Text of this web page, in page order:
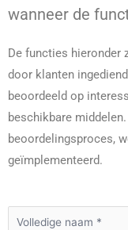
wanneer de
De functies hieronder
door klanten
beoordeeld op
beschikbare
beoordelingsproces,
geïmplementeerd.